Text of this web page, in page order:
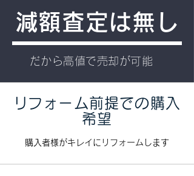
​減額査定は無し
​だから高値で売却が可能
​リフォーム前提での購入
希望
​購入者様がキレイにリフォームします